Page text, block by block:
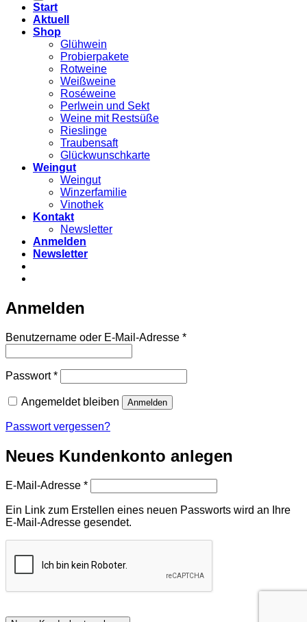
Start
Aktuell
Shop
Glühwein
Probierpakete
Rotweine
Weißweine
Roséweine
Perlwein und Sekt
Weine mit Restsüße
Rieslinge
Traubensaft
Glückwunschkarte
Weingut
Weingut
Winzerfamilie
Vinothek
Kontakt
Newsletter
Anmelden
Newsletter
Anmelden
Benutzername oder E-Mail-Adresse *Erforderlich
Passwort*Erforderlich
Angemeldet bleiben Anmelden
Passwort vergessen?
Neues Kundenkonto anlegen
E-Mail-Adresse *Erforderlich
Ein Link zum Erstellen eines neuen Passworts wird an Ihre
E-Mail-Adresse gesendet.